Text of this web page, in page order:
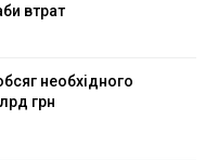
втрат
необхідного
грн